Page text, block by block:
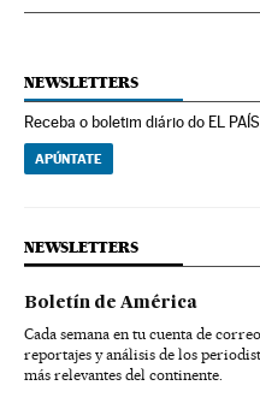
NEWSLETTERS
Receba o boletim diário do EL
APÚNTATE
NEWSLETTERS
Boletín de América
Cada semana en tu cuenta de
reportajes y análisis de los
más relevantes del continente.